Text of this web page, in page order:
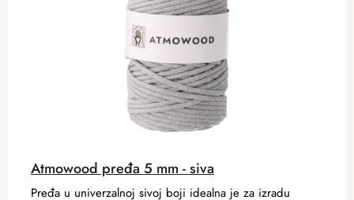
Atmowood pređa 5 mm - siva
Pređa u univerzalnoj sivoj boji idealna je za izradu